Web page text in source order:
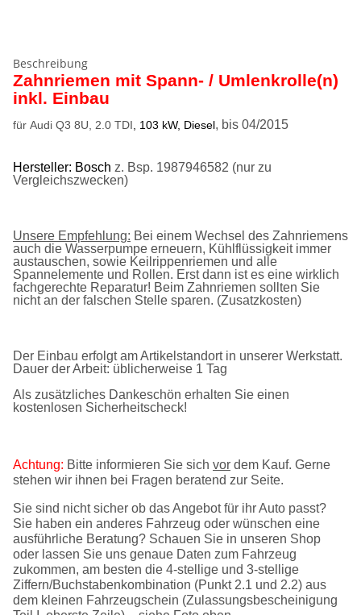
Beschreibung
Zahnriemen mit Spann- / Umlenkrolle(n)
inkl. Einbau
für Audi Q3 8U, 2.0 TDI , 103 kW, Diesel, bis 04/2015
Hersteller: Bosch z. Bsp. 1987946582 (nur zu
Vergleichszwecken)
Unsere Empfehlung: Bei einem Wechsel des Zahnriemens
auch die Wasserpumpe erneuern, Kühlflüssigkeit immer
austauschen, sowie Keilrippenriemen und alle
Spannelemente und Rollen. Erst dann ist es eine wirklich
fachgerechte Reparatur! Beim Zahnriemen sollten Sie
nicht an der falschen Stelle sparen. (Zusatzkosten)
Der Einbau erfolgt am Artikelstandort in unserer Werkstatt.
Dauer der Arbeit: üblicherweise 1 Tag
Als zusätzliches Dankeschön erhalten Sie einen
kostenlosen Sicherheitscheck!
Achtung: Bitte informieren Sie sich vor dem Kauf. Gerne
stehen wir ihnen bei Fragen beratend zur Seite.
Sie sind nicht sicher ob das Angebot für ihr Auto passt?
Sie haben ein anderes Fahrzeug oder wünschen eine
ausführliche Beratung? Schauen Sie in unseren Shop
oder lassen Sie uns genaue Daten zum Fahrzeug
zukommen, am besten die 4-stellige und 3-stellige
Ziffern/Buchstabenkombination (Punkt 2.1 und 2.2) aus
dem kleinen Fahrzeugschein (Zulassungsbescheinigung